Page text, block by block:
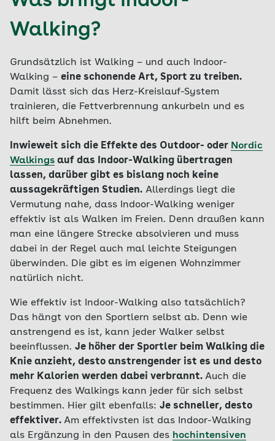
Walking?
Grundsätzlich ist Walking – und auch Indoor-
Walking – eine schonende Art, Sport zu treiben.
Damit lässt sich das Herz-Kreislauf-System
trainieren, die Fettverbrennung ankurbeln und es
hilft beim Abnehmen.
Inwieweit sich die Effekte des Outdoor- oder Nordic
Walkings auf das Indoor-Walking übertragen
lassen, darüber gibt es bislang noch keine
aussagekräftigen Studien. Allerdings liegt die
Vermutung nahe, dass Indoor-Walking weniger
effektiv ist als Walken im Freien. Denn draußen kann
man eine längere Strecke absolvieren und muss
dabei in der Regel auch mal leichte Steigungen
überwinden. Die gibt es im eigenen Wohnzimmer
natürlich nicht.
Wie effektiv ist Indoor-Walking also tatsächlich?
Das hängt von den Sportlern selbst ab. Denn wie
anstrengend es ist, kann jeder Walker selbst
beeinflussen. Je höher der Sportler beim Walking die
Knie anzieht, desto anstrengender ist es und desto
mehr Kalorien werden dabei verbrannt. Auch die
Frequenz des Walkings kann jeder für sich selbst
bestimmen. Hier gilt ebenfalls: Je schneller, desto
effektiver. Am effektivsten ist das Indoor-Walking
als Ergänzung in den Pausen des hochintensiven